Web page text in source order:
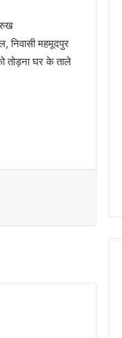
निवासी महमूदपुर
तोड़ना घर के ताले